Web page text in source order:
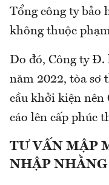
Tổng công ty bảo
không thuộc
Do đó, Công ty Đ.
năm 2022, tòa sơ
cầu khởi kiện nên
cáo lên cấp phúc
TƯ VẤN MẬP
NHẬP NHẰNG